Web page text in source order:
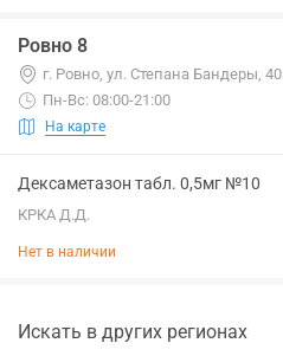
Ровно 8
г. Ровно, ул. Степана Бандеры, 40
Пн-Вс: 08:00-21:00
На карте
Дексаметазон табл. 0,5мг №10
КРКА Д.Д.
Нет в наличии
Искать в других регионах